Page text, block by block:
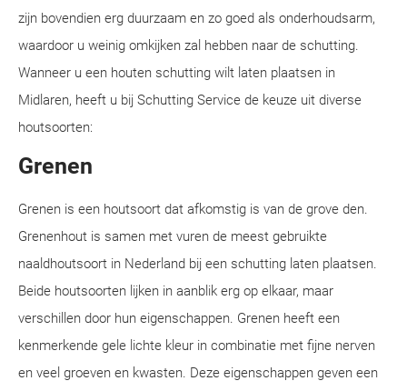
zijn bovendien erg duurzaam en zo goed als onderhoudsarm,
waardoor u weinig omkijken zal hebben naar de schutting.
Wanneer u een houten schutting wilt laten plaatsen in
Midlaren, heeft u bij Schutting Service de keuze uit diverse
houtsoorten:
Grenen
Grenen is een houtsoort dat afkomstig is van de grove den.
Grenenhout is samen met vuren de meest gebruikte
naaldhoutsoort in Nederland bij een schutting laten plaatsen.
Beide houtsoorten lijken in aanblik erg op elkaar, maar
verschillen door hun eigenschappen. Grenen heeft een
kenmerkende gele lichte kleur in combinatie met fijne nerven
en veel groeven en kwasten. Deze eigenschappen geven een